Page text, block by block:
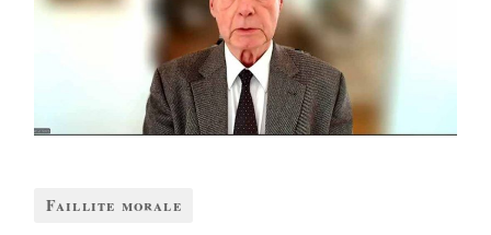
Faillite morale